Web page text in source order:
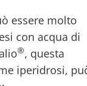
essere molto
con acqua di
®, questa
iperidrosi,